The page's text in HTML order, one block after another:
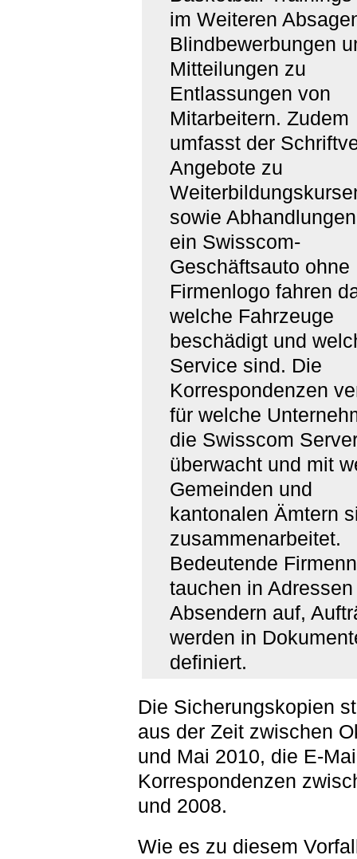
im Weiteren
Blindbewerbungen
Mitteilungen zu
Entlassungen von
Mitarbeitern. Zudem
umfasst der
Angebote zu
sowie
ein Swisscom-
Geschäftsauto ohne
Firmenlogo fahren
welche Fahrzeuge
beschädigt und
Service sind. Die
Korrespondenzen
für welche
die Swisscom
überwacht und mit
Gemeinden und
kantonalen Ämtern
zusammenarbeitet.
Bedeutende
tauchen in
Absendern auf,
werden in
definiert.
Die Sicherungskopien
aus der Zeit zwischen
und Mai 2010, die E-
Korrespondenzen
und 2008.
Wie es zu diesem